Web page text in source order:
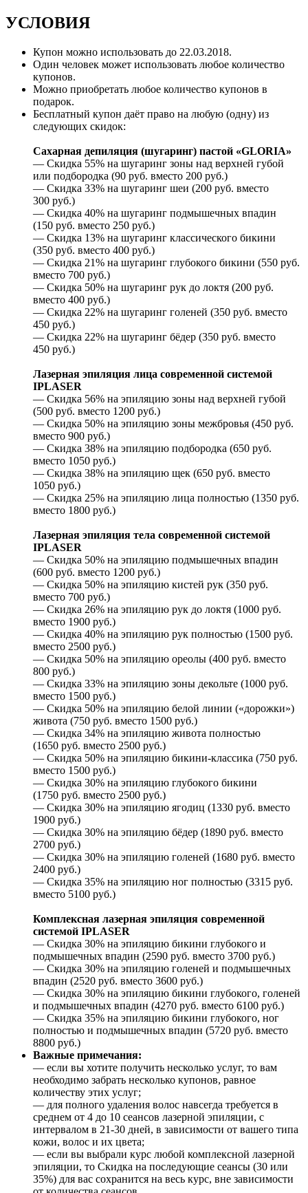
УСЛОВИЯ
Купон можно использовать до 22.03.2018.
Один человек может использовать любое количество
купонов.
Можно приобретать любое количество купонов в
подарок.
Бесплатный купон даёт право на любую (одну) из
следующих скидок:
Сахарная депиляция (шугаринг) пастой «GLORIA»
— Скидка 55% на шугаринг зоны над верхней губой
или подбородка (90 руб. вместо 200 руб.)
— Скидка 33% на шугаринг шеи (200 руб. вместо
300 руб.)
— Скидка 40% на шугаринг подмышечных впадин
(150 руб. вместо 250 руб.)
— Скидка 13% на шугаринг классического бикини
(350 руб. вместо 400 руб.)
— Скидка 21% на шугаринг глубокого бикини (550 руб.
вместо 700 руб.)
— Скидка 50% на шугаринг рук до локтя (200 руб.
вместо 400 руб.)
— Скидка 22% на шугаринг голеней (350 руб. вместо
450 руб.)
— Скидка 22% на шугаринг бёдер (350 руб. вместо
450 руб.)
Лазерная эпиляция лица современной системой
IPLASER
— Скидка 56% на эпиляцию зоны над верхней губой
(500 руб. вместо 1200 руб.)
— Скидка 50% на эпиляцию зоны межбровья (450 руб.
вместо 900 руб.)
— Скидка 38% на эпиляцию подбородка (650 руб.
вместо 1050 руб.)
— Скидка 38% на эпиляцию щек (650 руб. вместо
1050 руб.)
— Скидка 25% на эпиляцию лица полностью (1350 руб.
вместо 1800 руб.)
Лазерная эпиляция тела современной системой
IPLASER
— Скидка 50% на эпиляцию подмышечных впадин
(600 руб. вместо 1200 руб.)
— Скидка 50% на эпиляцию кистей рук (350 руб.
вместо 700 руб.)
— Скидка 26% на эпиляцию рук до локтя (1000 руб.
вместо 1900 руб.)
— Скидка 40% на эпиляцию рук полностью (1500 руб.
вместо 2500 руб.)
— Скидка 50% на эпиляцию ореолы (400 руб. вместо
800 руб.)
— Скидка 33% на эпиляцию зоны декольте (1000 руб.
вместо 1500 руб.)
— Скидка 50% на эпиляцию белой линии («дорожки»)
живота (750 руб. вместо 1500 руб.)
— Скидка 34% на эпиляцию живота полностью
(1650 руб. вместо 2500 руб.)
— Скидка 50% на эпиляцию бикини-классика (750 руб.
вместо 1500 руб.)
— Скидка 30% на эпиляцию глубокого бикини
(1750 руб. вместо 2500 руб.)
— Скидка 30% на эпиляцию ягодиц (1330 руб. вместо
1900 руб.)
— Скидка 30% на эпиляцию бёдер (1890 руб. вместо
2700 руб.)
— Скидка 30% на эпиляцию голеней (1680 руб. вместо
2400 руб.)
— Скидка 35% на эпиляцию ног полностью (3315 руб.
вместо 5100 руб.)
Комплексная лазерная эпиляция современной
системой IPLASER
— Скидка 30% на эпиляцию бикини глубокого и
подмышечных впадин (2590 руб. вместо 3700 руб.)
— Скидка 30% на эпиляцию голеней и подмышечных
впадин (2520 руб. вместо 3600 руб.)
— Скидка 30% на эпиляцию бикини глубокого, голеней
и подмышечных впадин (4270 руб. вместо 6100 руб.)
— Скидка 35% на эпиляцию бикини глубокого, ног
полностью и подмышечных впадин (5720 руб. вместо
8800 руб.)
Важные примечания:
— если вы хотите получить несколько услуг, то вам
необходимо забрать несколько купонов, равное
количеству этих услуг;
— для полного удаления волос навсегда требуется в
среднем от 4 до 10 сеансов лазерной эпиляции, с
интервалом в 21-30 дней, в зависимости от вашего типа
кожи, волос и их цвета;
— если вы выбрали курс любой комплексной лазерной
эпиляции, то Скидка на последующие сеансы (30 или
35%) для вас сохранится на весь курс, вне зависимости